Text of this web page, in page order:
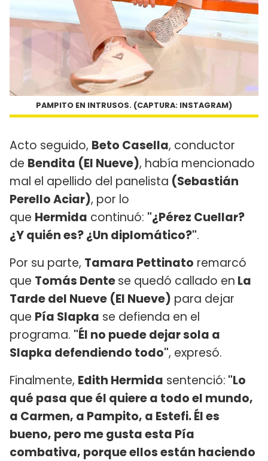
PAMPITO EN INTRUSOS. (CAPTURA: INSTAGRAM)
Acto seguido, Beto Casella, conductor
de Bendita (El Nueve), había mencionado
mal el apellido del panelista (Sebastián
Perello Aciar), por lo
que Hermida continuó: "¿Pérez Cuellar?
¿Y quién es? ¿Un diplomático?".
Por su parte, Tamara Pettinato remarcó
que Tomás Dentese quedó callado en La
Tarde del Nueve (El Nueve) para dejar
que Pía Slapka se defienda en el
programa. "Él no puede dejar sola a
Slapka defendiendo todo", expresó.
Finalmente, Edith Hermida sentenció: "Lo
qué pasa que él quiere a todo el mundo,
a Carmen, a Pampito, a Estefi. Él es
bueno, pero me gusta esta Pía
combativa, porque ellos están haciendo